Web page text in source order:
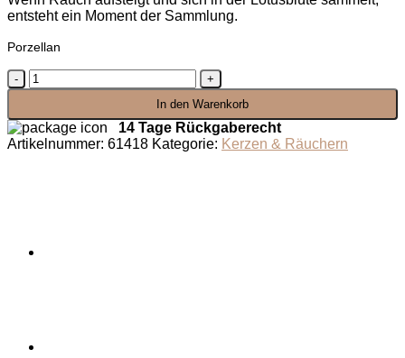
entsteht ein Moment der Sammlung.
Porzellan
Lotus-
Räucherschale
In den Warenkorb
14 Tage Rückgaberecht
Artikelnummer: 61418 Kategorie: Kerzen & Räuchern